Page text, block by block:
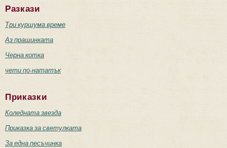
Разкази
Три куршума време
Аз прашинката
Черна котка
чети по-нататък
Приказки
Коледната звезда
Приказка за светулката
За една песъчинка